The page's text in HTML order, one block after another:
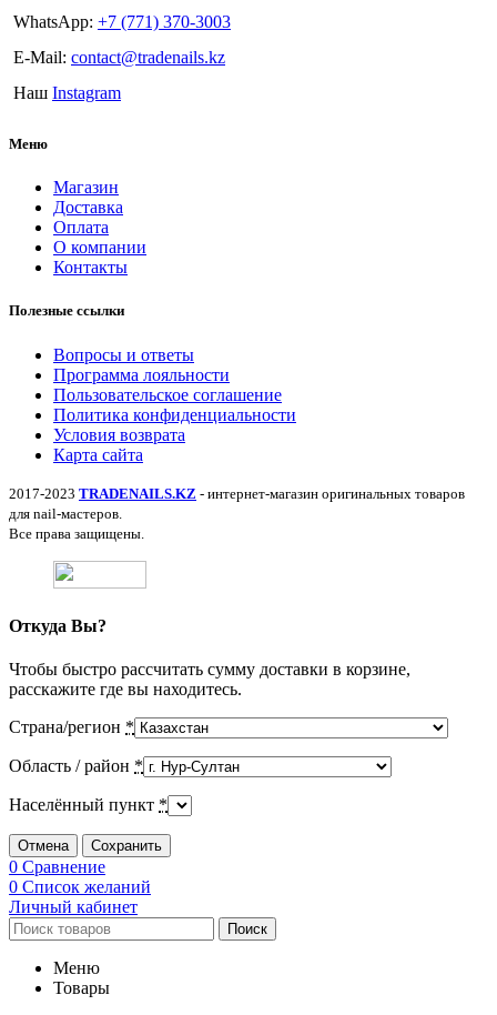
WhatsApp: +7 (771) 370-3003
E-Mail: contact@tradenails.kz
Наш Instagram
Меню
Магазин
Доставка
Оплата
О компании
Контакты
Полезные ссылки
Вопросы и ответы
Программа лояльности
Пользовательское соглашение
Политика конфиденциальности
Условия возврата
Карта сайта
2017-2023 TRADENAILS.KZ - интернет-магазин оригинальных товаров
для nail-мастеров.
Все права защищены.
Откуда Вы?
Чтобы быстро рассчитать сумму доставки в корзине,
расскажите где вы находитесь.
Страна/регион *
Область / район *
Населённый пункт *
Отмена Сохранить
0 Сравнение
0 Список желаний
Личный кабинет
Поиск
Меню
Товары